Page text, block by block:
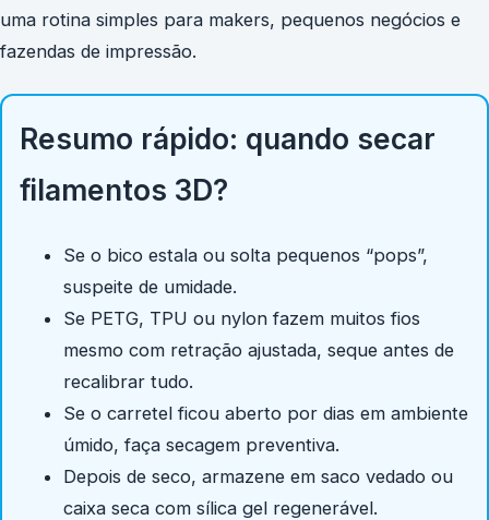
uma rotina simples para makers, pequenos negócios e
fazendas de impressão.
Resumo rápido: quando secar
filamentos 3D?
Se o bico estala ou solta pequenos “pops”,
suspeite de umidade.
Se PETG, TPU ou nylon fazem muitos fios
mesmo com retração ajustada, seque antes de
recalibrar tudo.
Se o carretel ficou aberto por dias em ambiente
úmido, faça secagem preventiva.
Depois de seco, armazene em saco vedado ou
caixa seca com sílica gel regenerável.